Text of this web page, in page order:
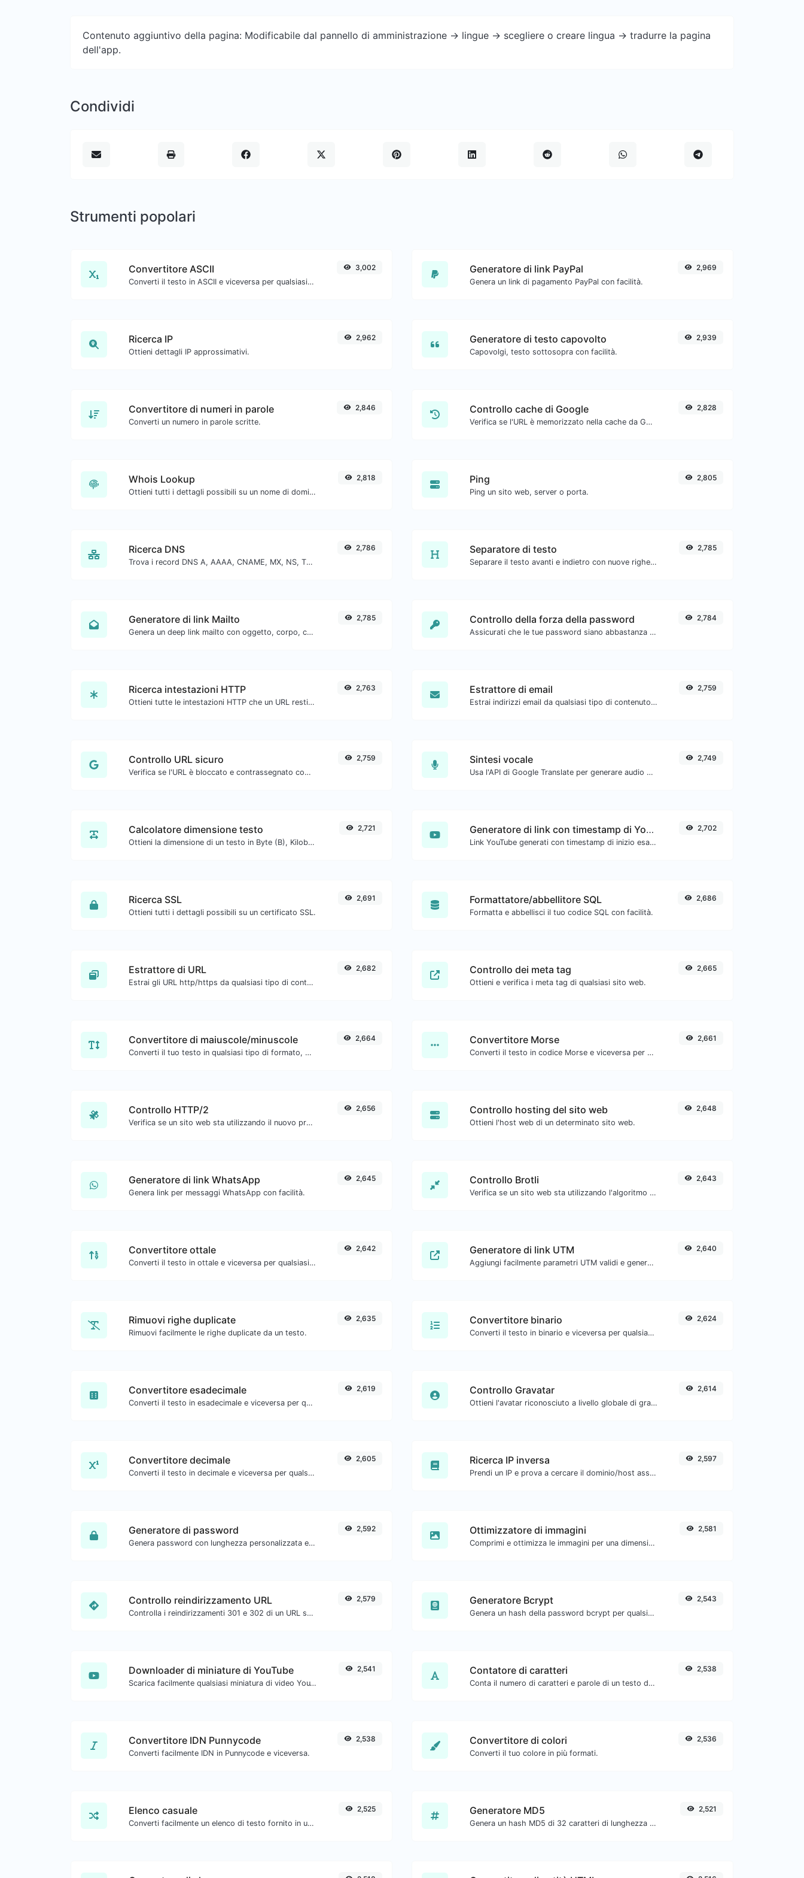
Contenuto aggiuntivo della pagina: Modificabile dal pannello di amministrazione -> lingue -> scegliere o creare lingua -> tradurre la pagina
dell'app.
Condividi
Strumenti popolari
Convertitore ASCII
Converti il testo in ASCII e viceversa per qualsiasi input di stringa.
3,002 Generatore di link PayPal
Genera un link di pagamento PayPal con facilità.
2,969
Ricerca IP
Ottieni dettagli IP approssimativi.
2,962 Generatore di testo capovolto
Capovolgi, testo sottosopra con facilità.
2,939
Convertitore di numeri in parole
Converti un numero in parole scritte.
2,846 Controllo cache di Google
Verifica se l'URL è memorizzato nella cache da Google.
2,828
Whois Lookup
Ottieni tutti i dettagli possibili su un nome di dominio.
2,818 Ping
Ping un sito web, server o porta.
2,805
Ricerca DNS
Trova i record DNS A, AAAA, CNAME, MX, NS, TXT, SOA di un host.
2,786 Separatore di testo
Separare il testo avanti e indietro con nuove righe, virgole, punti... ecc.
2,785
Generatore di link Mailto
Genera un deep link mailto con oggetto, corpo, cc, bcc e ottieni anche il codice HTML.
2,785 Controllo della forza della password
Assicurati che le tue password siano abbastanza sicure.
2,784
Ricerca intestazioni HTTP
Ottieni tutte le intestazioni HTTP che un URL restituisce per una tipica richiesta GET.
2,763 Estrattore di email
Estrai indirizzi email da qualsiasi tipo di contenuto testuale.
2,759
Controllo URL sicuro
Verifica se l'URL è bloccato e contrassegnato come sicuro/non sicuro da Google.
2,759 Sintesi vocale
Usa l'API di Google Translate per generare audio di sintesi vocale.
2,749
Calcolatore dimensione testo
Ottieni la dimensione di un testo in Byte (B), Kilobyte (KB) o Megabyte (MB).
2,721 Generatore di link con timestamp di YouTube
Link YouTube generati con timestamp di inizio esatto, utili per gli utenti mobili.
2,702
Ricerca SSL
Ottieni tutti i dettagli possibili su un certificato SSL.
2,691 Formattatore/abbellitore SQL
Formatta e abbellisci il tuo codice SQL con facilità.
2,686
Estrattore di URL
Estrai gli URL http/https da qualsiasi tipo di contenuto testuale.
2,682 Controllo dei meta tag
Ottieni e verifica i meta tag di qualsiasi sito web.
2,665
Convertitore di maiuscole/minuscole
Converti il tuo testo in qualsiasi tipo di formato, come minuscolo, MAIUSCOLO, camelCase...etc.
2,664 Convertitore Morse
Converti il testo in codice Morse e viceversa per qualsiasi stringa di input.
2,661
Controllo HTTP/2
Verifica se un sito web sta utilizzando il nuovo protocollo HTTP/2.
2,656 Controllo hosting del sito web
Ottieni l'host web di un determinato sito web.
2,648
Generatore di link WhatsApp
Genera link per messaggi WhatsApp con facilità.
2,645 Controllo Brotli
Verifica se un sito web sta utilizzando l'algoritmo di compressione Brotli.
2,643
Convertitore ottale
Converti il testo in ottale e viceversa per qualsiasi input di stringa.
2,642 Generatore di link UTM
Aggiungi facilmente parametri UTM validi e genera un link tracciabile UTM.
2,640
Rimuovi righe duplicate
Rimuovi facilmente le righe duplicate da un testo.
2,635 Convertitore binario
Converti il testo in binario e viceversa per qualsiasi input di stringa.
2,624
Convertitore esadecimale
Converti il testo in esadecimale e viceversa per qualsiasi input di stringa.
2,619 Controllo Gravatar
Ottieni l'avatar riconosciuto a livello globale di gravatar.com per qualsiasi email.
2,614
Convertitore decimale
Converti il testo in decimale e viceversa per qualsiasi input di stringa.
2,605 Ricerca IP inversa
Prendi un IP e prova a cercare il dominio/host associato.
2,597
Generatore di password
Genera password con lunghezza personalizzata e impostazioni personalizzate.
2,592 Ottimizzatore di immagini
Comprimi e ottimizza le immagini per una dimensione più piccola ma mantenendo alta qualità.
2,581
Controllo reindirizzamento URL
Controlla i reindirizzamenti 301 e 302 di un URL specifico. Controllerà fino a 10 reindirizzamenti.
2,579 Generatore Bcrypt
Genera un hash della password bcrypt per qualsiasi input di stringa.
2,543
Downloader di miniature di YouTube
Scarica facilmente qualsiasi miniatura di video YouTube in tutte le dimensioni disponibili.
2,541 Contatore di caratteri
Conta il numero di caratteri e parole di un testo dato.
2,538
Convertitore IDN Punnycode
Converti facilmente IDN in Punnycode e viceversa.
2,538 Convertitore di colori
Converti il tuo colore in più formati.
2,536
Elenco casuale
Converti facilmente un elenco di testo fornito in un elenco casuale.
2,525 Generatore MD5
Genera un hash MD5 di 32 caratteri di lunghezza per qualsiasi input di stringa.
2,521